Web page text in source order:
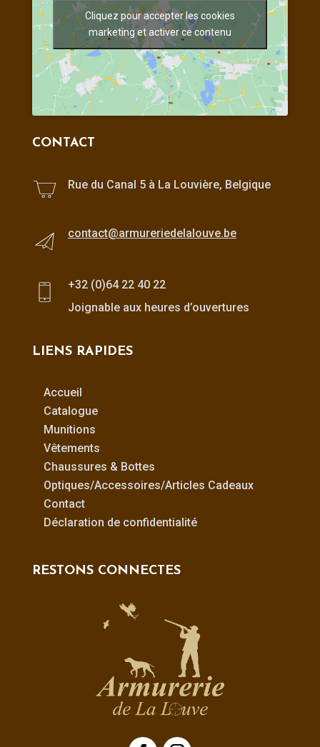
Cliquez pour accepter les cookies
marketing et activer ce contenu
CONTACT
Rue du Canal 5 à La Louvière, Belgique
contact@armureriedelalouve.be
+32 (0)64 22 40 22
Joignable aux heures d’ouvertures
LIENS RAPIDES
Accueil
Catalogue
Munitions
Vêtements
Chaussures & Bottes
Optiques/Accessoires/Articles Cadeaux
Contact
Déclaration de confidentialité
RESTONS CONNECTES